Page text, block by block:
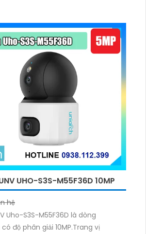
UHO-S3S-M55F36D 10MP
hệ
Uho-S3S-M55F36D là dòng
độ phân giải 10MP.Trang vị